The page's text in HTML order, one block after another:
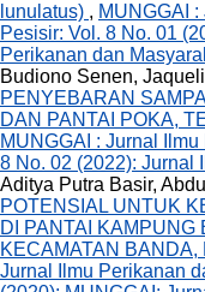
lunulatus) , MUNGGAI
Pesisir: Vol. 8 No. 01
Perikanan dan
Budiono Senen,
PENYEBARAN
DAN PANTAI POKA,
MUNGGAI : Jurnal
8 No. 02 (2022): Jurnal
Aditya Putra Basir,
POTENSIAL UNTUK
DI PANTAI KAMPUNG
KECAMATAN BANDA,
Jurnal Ilmu Perikanan